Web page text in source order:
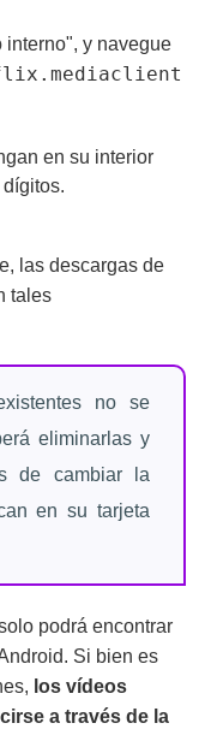
interno", y navegue
en su interior
las descargas de
tales
no se
eliminarlas y
de cambiar la
en su tarjeta
podrá encontrar
Si bien es
los vídeos
a través de la